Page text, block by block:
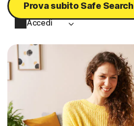
Accedi
Prova subito Safe Search